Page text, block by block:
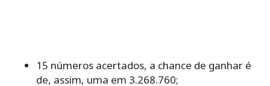
15 números acertados, a chance de ganhar é
de, assim, uma em 3.268.760;